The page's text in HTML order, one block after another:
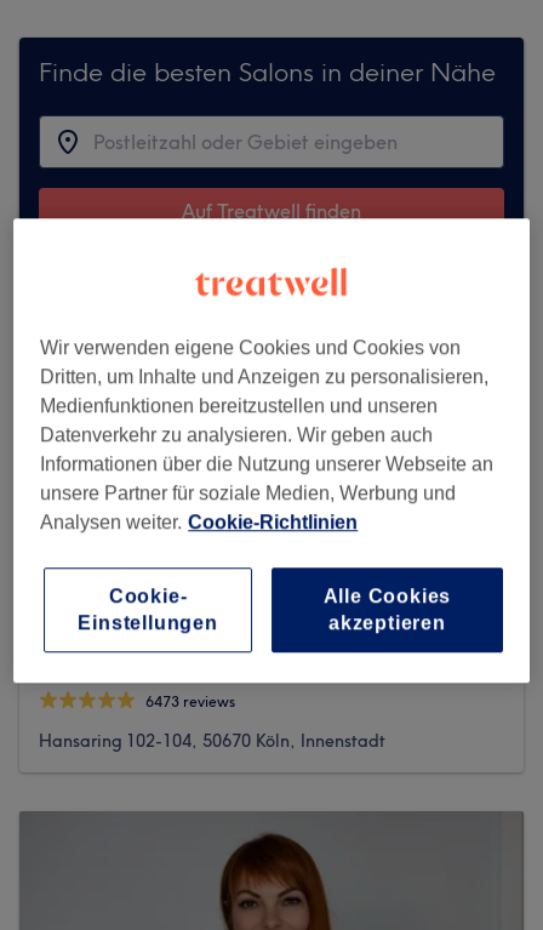
Finde die besten Salons in deiner Nähe
Auf Treatwell finden
Silver Tiger Spa Cologne
6473 reviews
Hansaring 102-104, 50670 Köln, Innenstadt
Wir verwenden eigene Cookies und Cookies von
Dritten, um Inhalte und Anzeigen zu personalisieren,
Medienfunktionen bereitzustellen und unseren
Datenverkehr zu analysieren. Wir geben auch
Informationen über die Nutzung unserer Webseite an
unsere Partner für soziale Medien, Werbung und
Analysen weiter. Cookie-Richtlinien
Cookie-
Einstellungen
Alle Cookies
akzeptieren